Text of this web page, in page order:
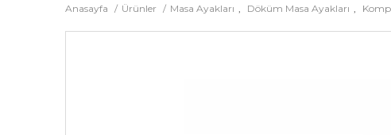
Anasayfa Ürünler Masa Ayakları , Döküm Masa Ayakları ,